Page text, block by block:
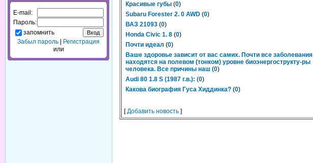
E-mail:
Пароль:
запомнить
Забыл пароль
Регистрация
или
Красивые губы (0)
Subaru Forester 2. 0 AWD (0)
ВАЗ 21093 (0)
Honda Civic 1. 8 (0)
Почти идеал (0)
Ваше здоровье зависит от вас самих. Почти все заболевания
находятся на полевом (тонком) уровне биоэнергострукту-ры
человека. Все причины наш (0)
Audi 80 1.8 S (1987 г.в.): (0)
Какова биография Гуса Хиддинка? (0)
[Добавить новость ]